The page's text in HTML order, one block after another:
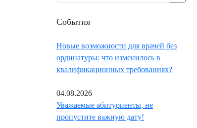
События
Новые возможности для врачей без
ординатуры: что изменилось в
квалификационных требованиях?
04.08.2026
Уважаемые абитуриенты, не
пропустите важную дату!